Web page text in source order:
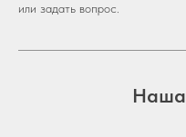
или задать вопрос.
Наша